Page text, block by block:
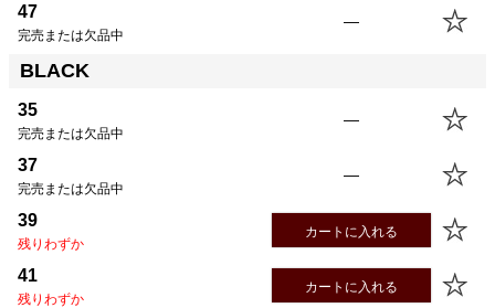
47
完売または欠品中
—
BLACK
35
完売または欠品中
—
37
完売または欠品中
—
39
残りわずか
カートに入れる
41
残りわずか
カートに入れる